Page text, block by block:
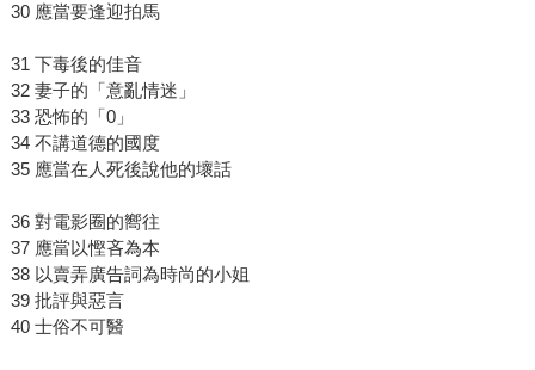
30 應當要逢迎拍馬
31 下毒後的佳音
32 妻子的「意亂情迷」
33 恐怖的「0」
34 不講道德的國度
35 應當在人死後說他的壞話
36 對電影圈的嚮往
37 應當以慳吝為本
38 以賣弄廣告詞為時尚的小姐
39 批評與惡言
40 士俗不可醫